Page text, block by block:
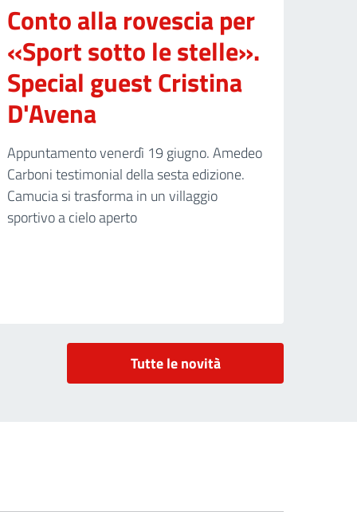
Conto alla rovescia per
«Sport sotto le stelle».
Special guest Cristina
D'Avena
Appuntamento venerdì 19 giugno. Amedeo
Carboni testimonial della sesta edizione.
Camucia si trasforma in un villaggio
sportivo a cielo aperto
Tutte le novità